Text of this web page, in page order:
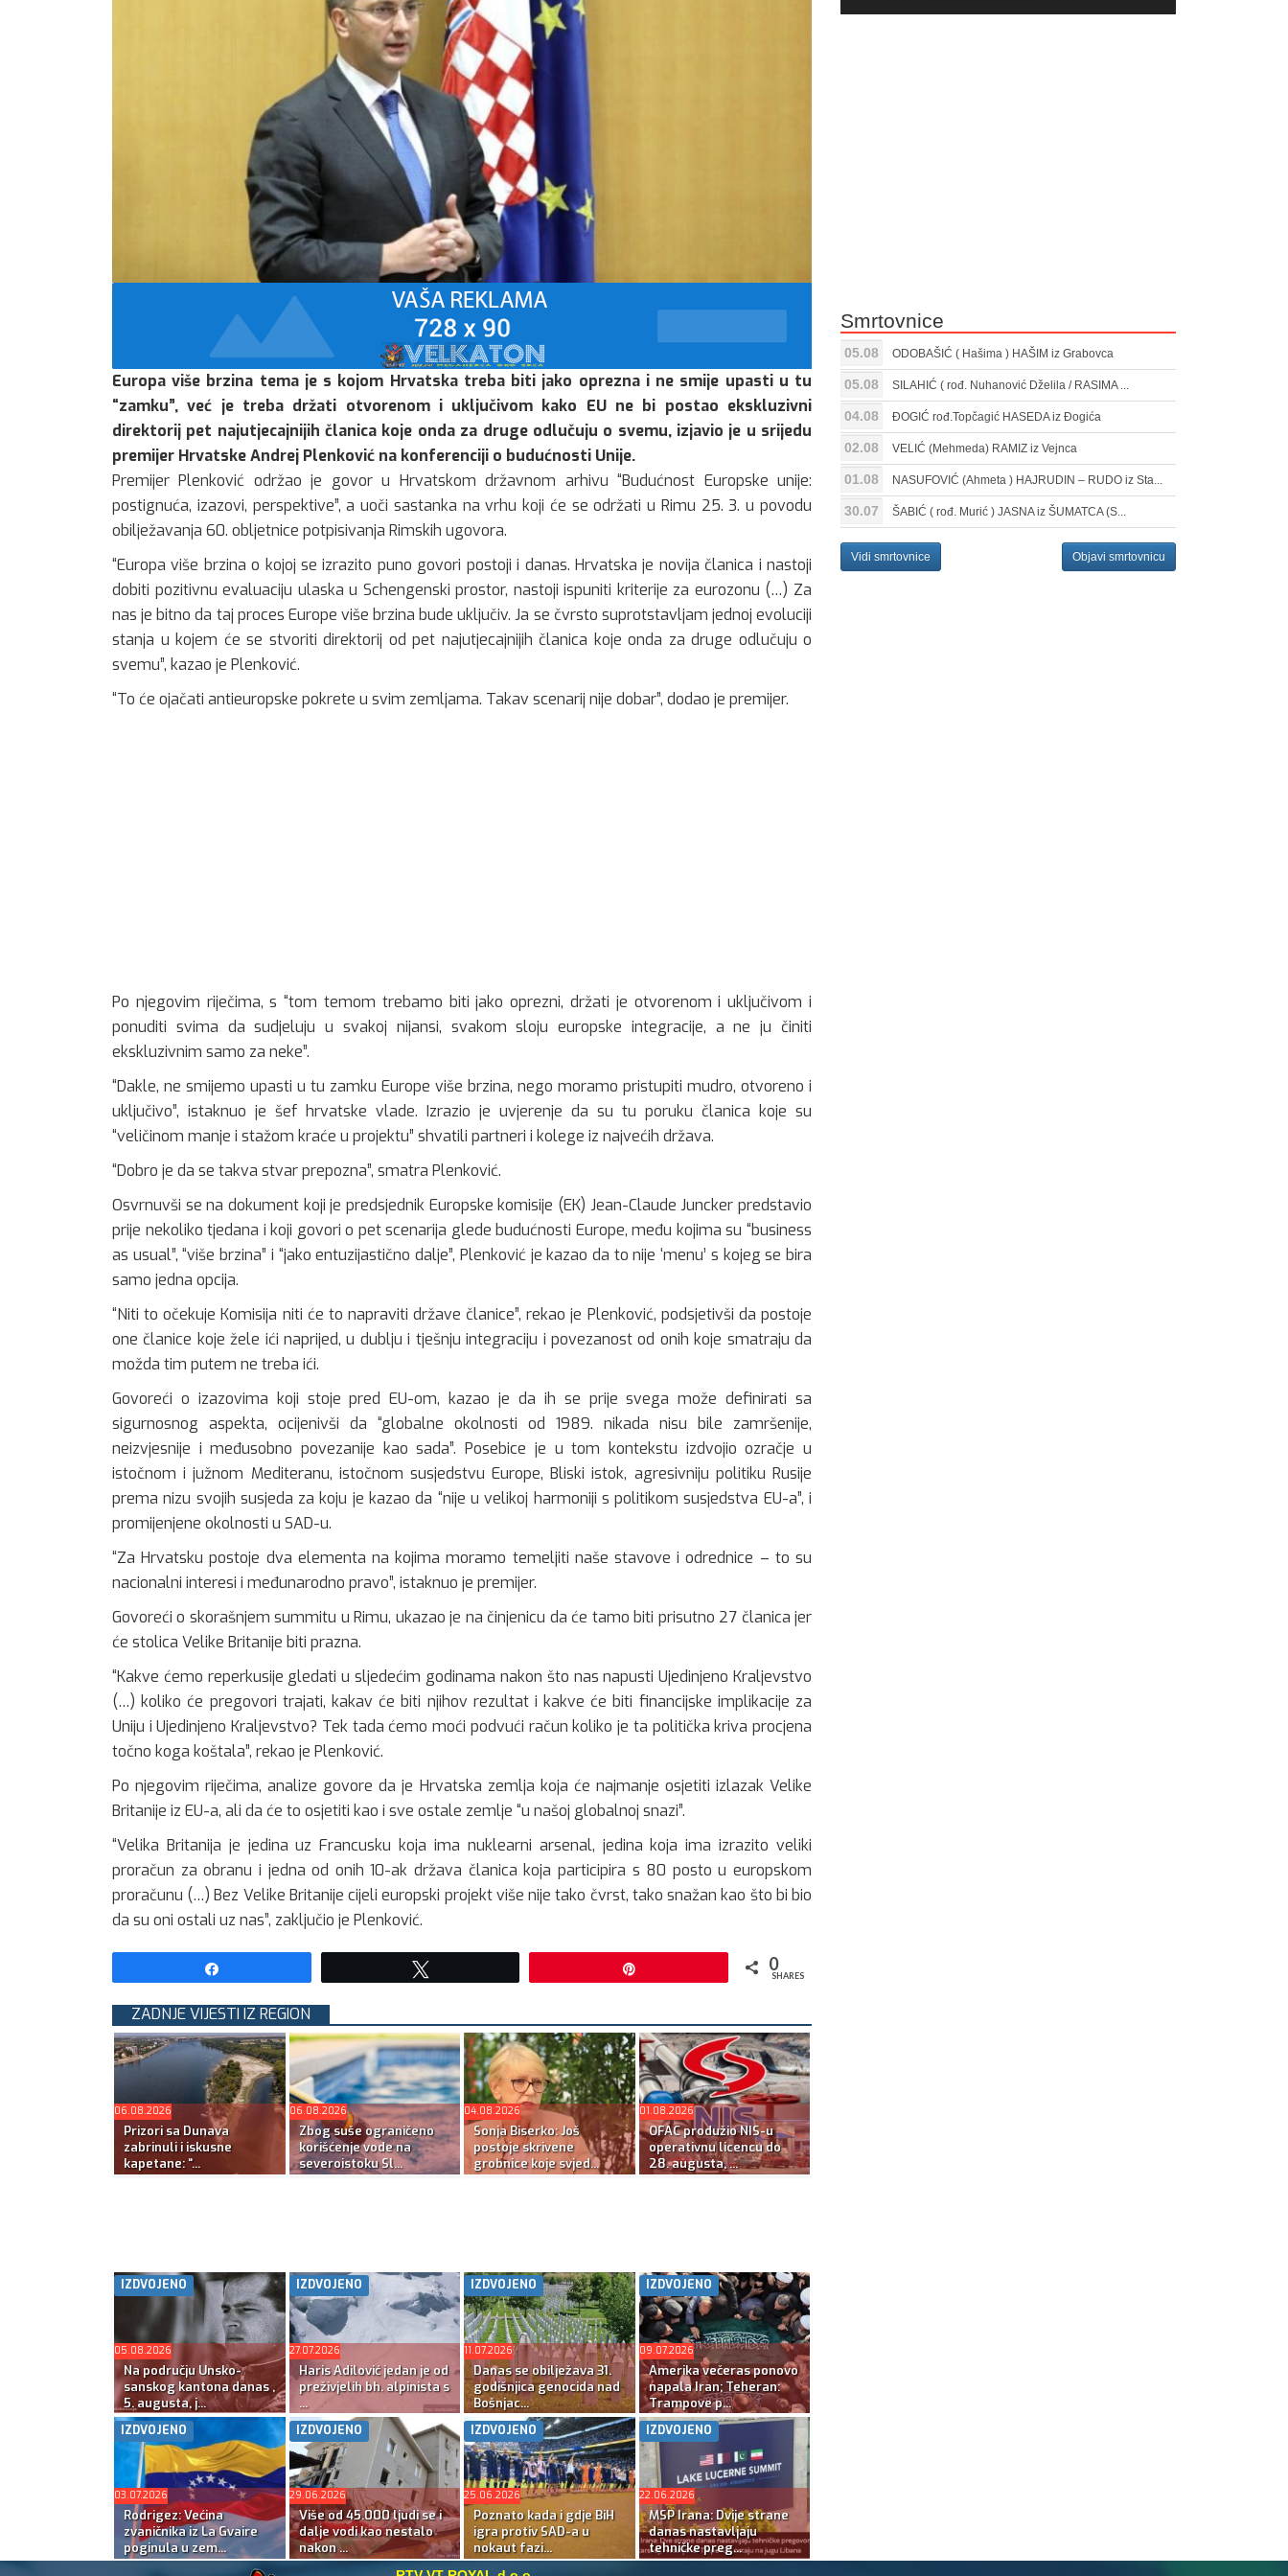
Europa više brzina tema je s kojom Hrvatska treba biti jako oprezna i ne smije upasti u tu
“zamku”, već je treba držati otvorenom i uključivom kako EU ne bi postao ekskluzivni
direktorij pet najutjecajnijih članica koje onda za druge odlučuju o svemu, izjavio je u srijedu
premijer Hrvatske Andrej Plenković na konferenciji o budućnosti Unije.
Premijer Plenković održao je govor u Hrvatskom državnom arhivu “Budućnost Europske unije:
postignuća, izazovi, perspektive”, a uoči sastanka na vrhu koji će se održati u Rimu 25. 3. u povodu
obilježavanja 60. obljetnice potpisivanja Rimskih ugovora.
“Europa više brzina o kojoj se izrazito puno govori postoji i danas. Hrvatska je novija članica i nastoji
dobiti pozitivnu evaluaciju ulaska u Schengenski prostor, nastoji ispuniti kriterije za eurozonu (…) Za
nas je bitno da taj proces Europe više brzina bude uključiv. Ja se čvrsto suprotstavljam jednoj evoluciji
stanja u kojem će se stvoriti direktorij od pet najutjecajnijih članica koje onda za druge odlučuju o
svemu”, kazao je Plenković.
“To će ojačati antieuropske pokrete u svim zemljama. Takav scenarij nije dobar”, dodao je premijer.
Po njegovim riječima, s “tom temom trebamo biti jako oprezni, držati je otvorenom i uključivom i
ponuditi svima da sudjeluju u svakoj nijansi, svakom sloju europske integracije, a ne ju činiti
ekskluzivnim samo za neke”.
“Dakle, ne smijemo upasti u tu zamku Europe više brzina, nego moramo pristupiti mudro, otvoreno i
uključivo”, istaknuo je šef hrvatske vlade. Izrazio je uvjerenje da su tu poruku članica koje su
“veličinom manje i stažom kraće u projektu” shvatili partneri i kolege iz najvećih država.
“Dobro je da se takva stvar prepozna”, smatra Plenković.
Osvrnuvši se na dokument koji je predsjednik Europske komisije (EK) Jean-Claude Juncker predstavio
prije nekoliko tjedana i koji govori o pet scenarija glede budućnosti Europe, među kojima su “business
as usual”, “više brzina” i “jako entuzijastično dalje”, Plenković je kazao da to nije ‘menu’ s kojeg se bira
samo jedna opcija.
“Niti to očekuje Komisija niti će to napraviti države članice”, rekao je Plenković, podsjetivši da postoje
one članice koje žele ići naprijed, u dublju i tješnju integraciju i povezanost od onih koje smatraju da
možda tim putem ne treba ići.
Govoreći o izazovima koji stoje pred EU-om, kazao je da ih se prije svega može definirati sa
sigurnosnog aspekta, ocijenivši da “globalne okolnosti od 1989. nikada nisu bile zamršenije,
neizvjesnije i međusobno povezanije kao sada”. Posebice je u tom kontekstu izdvojio ozračje u
istočnom i južnom Mediteranu, istočnom susjedstvu Europe, Bliski istok, agresivniju politiku Rusije
prema nizu svojih susjeda za koju je kazao da “nije u velikoj harmoniji s politikom susjedstva EU-a”, i
promijenjene okolnosti u SAD-u.
“Za Hrvatsku postoje dva elementa na kojima moramo temeljiti naše stavove i odrednice – to su
nacionalni interesi i međunarodno pravo”, istaknuo je premijer.
Govoreći o skorašnjem summitu u Rimu, ukazao je na činjenicu da će tamo biti prisutno 27 članica jer
će stolica Velike Britanije biti prazna.
“Kakve ćemo reperkusije gledati u sljedećim godinama nakon što nas napusti Ujedinjeno Kraljevstvo
(…) koliko će pregovori trajati, kakav će biti njihov rezultat i kakve će biti financijske implikacije za
Uniju i Ujedinjeno Kraljevstvo? Tek tada ćemo moći podvući račun koliko je ta politička kriva procjena
točno koga koštala”, rekao je Plenković.
Po njegovim riječima, analize govore da je Hrvatska zemlja koja će najmanje osjetiti izlazak Velike
Britanije iz EU-a, ali da će to osjetiti kao i sve ostale zemlje “u našoj globalnoj snazi”.
“Velika Britanija je jedina uz Francusku koja ima nuklearni arsenal, jedina koja ima izrazito veliki
proračun za obranu i jedna od onih 10-ak država članica koja participira s 80 posto u europskom
proračunu (…) Bez Velike Britanije cijeli europski projekt više nije tako čvrst, tako snažan kao što bi bio
da su oni ostali uz nas”, zaključio je Plenković.
0
SHARES
ZADNJE VIJESTI IZ REGION
06.08.2026
Prizori sa Dunava
zabrinuli i iskusne
kapetane: “...
06.08.2026
Zbog suše ograničeno
korišćenje vode na
severoistoku Sl...
04.08.2026
Sonja Biserko: Još
postoje skrivene
grobnice koje svjed...
01.08.2026
OFAC produžio NIS-u
operativnu licencu do
28. augusta, ...
IZDVOJENO
05.08.2026
Na području Unsko-
sanskog kantona danas ,
5. augusta, j...
IZDVOJENO
27.07.2026
Haris Adilović jedan je od
preživjelih bh. alpinista s
...
IZDVOJENO
11.07.2026
Danas se obilježava 31.
godišnjica genocida nad
Bošnjac...
IZDVOJENO
09.07.2026
Amerika večeras ponovo
napala Iran; Teheran:
Trampove p...
IZDVOJENO
03.07.2026
Rodrigez: Većina
zvaničnika iz La Gvaire
poginula u zem...
IZDVOJENO
29.06.2026
Više od 45.000 ljudi se i
dalje vodi kao nestalo
nakon ...
IZDVOJENO
25.06.2026
Poznato kada i gdje BiH
igra protiv SAD-a u
nokaut fazi...
IZDVOJENO
22.06.2026
MSP Irana: Dvije strane
danas nastavljaju
tehničke preg...
Gore/Dole
Smrtovnice
05.08 ODOBAŠIĆ ( Hašima ) HAŠIM iz Grabovca
05.08 SILAHIĆ ( rođ. Nuhanović Dželila / RASIMA ...
04.08 ĐOGIĆ rođ.Topčagić HASEDA iz Đogića
02.08 VELIĆ (Mehmeda) RAMIZ iz Vejnca
01.08 NASUFOVIĆ (Ahmeta ) HAJRUDIN – RUDO iz Sta...
30.07 ŠABIĆ ( rođ. Murić ) JASNA iz ŠUMATCA (S...
Vidi smrtovnice Objavi smrtovnicu